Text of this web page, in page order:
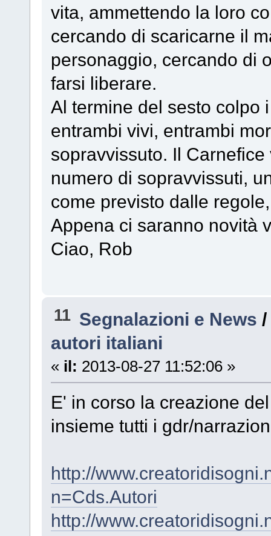
vita, ammettendo la loro
cercando di scaricarne il
personaggio, cercando di
farsi liberare.
Al termine del sesto colpo
entrambi vivi, entrambi
sopravvissuto. Il
numero di sopravvissuti,
come previsto dalle
Appena ci saranno novità
Ciao, Rob
11 Segnalazioni e News
autori italiani
« il: 2013-08-27 11:52:06 »
E' in corso la creazione
insieme tutti i gdr/
http://
n=Cds.Autori
http://